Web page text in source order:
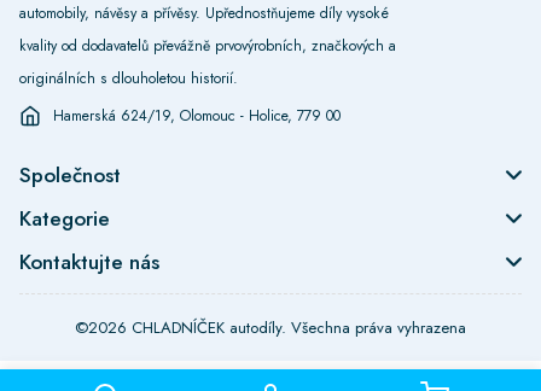
automobily, návěsy a přívěsy. Upřednostňujeme díly vysoké
kvality od dodavatelů převážně prvovýrobních, značkových a
originálních s dlouholetou historií.
Hamerská 624/19, Olomouc - Holice, 779 00
Společnost
Kategorie
Kontaktujte nás
©2026 CHLADNÍČEK autodíly. Všechna práva vyhrazena